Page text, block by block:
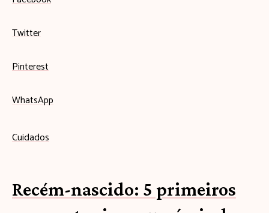
Twitter
Pinterest
WhatsApp
Cuidados
Recém-nascido: 5 primeiros